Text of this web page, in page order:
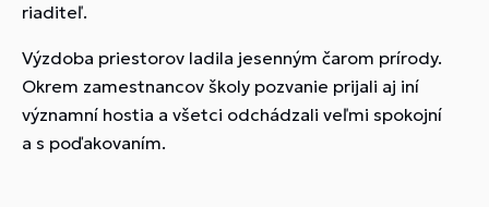
riaditeľ.
Výzdoba priestorov ladila jesenným čarom prírody.
Okrem zamestnancov školy pozvanie prijali aj iní
významní hostia a všetci odchádzali veľmi spokojní
a s poďakovaním.